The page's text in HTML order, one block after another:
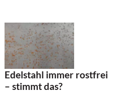
Edelstahl immer rostfrei
– stimmt das?